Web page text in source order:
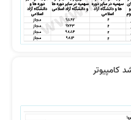
نظر رتبه 16: کیفیت تدریس خیلی عالی
بود